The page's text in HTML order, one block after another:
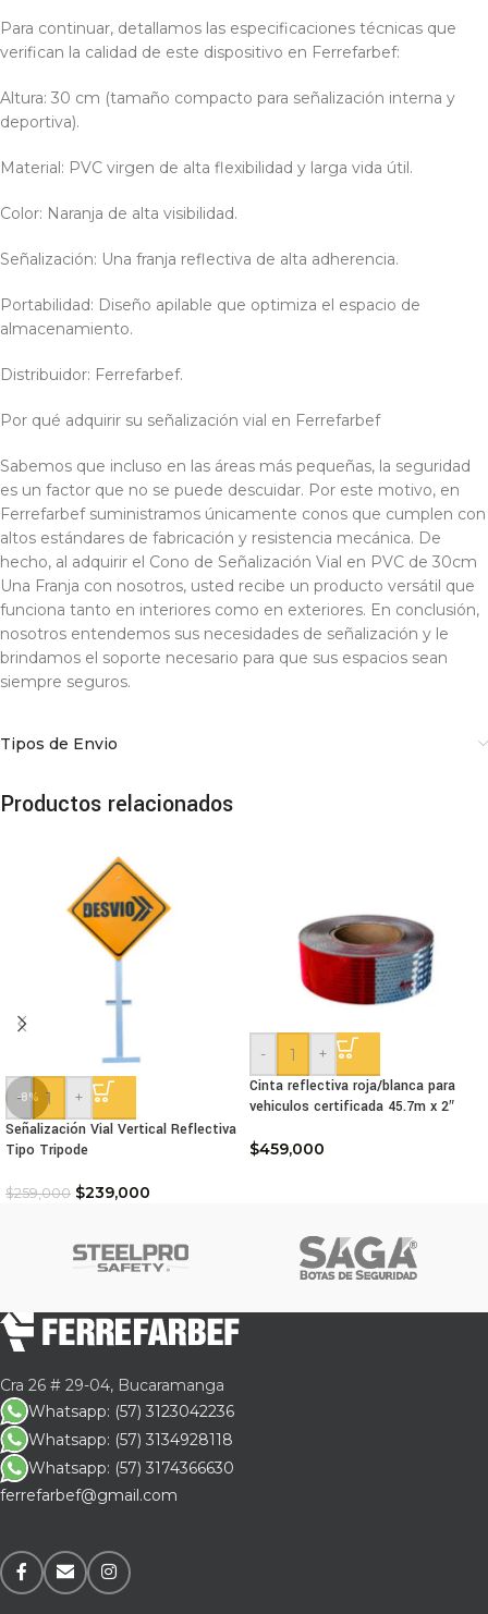
Para continuar, detallamos las especificaciones técnicas que
verifican la calidad de este dispositivo en Ferrefarbef:
Altura: 30 cm (tamaño compacto para señalización interna y
deportiva).
Material: PVC virgen de alta flexibilidad y larga vida útil.
Color: Naranja de alta visibilidad.
Señalización: Una franja reflectiva de alta adherencia.
Portabilidad: Diseño apilable que optimiza el espacio de
almacenamiento.
Distribuidor: Ferrefarbef.
Por qué adquirir su señalización vial en Ferrefarbef
Sabemos que incluso en las áreas más pequeñas, la seguridad
es un factor que no se puede descuidar. Por este motivo, en
Ferrefarbef suministramos únicamente conos que cumplen con
altos estándares de fabricación y resistencia mecánica. De
hecho, al adquirir el Cono de Señalización Vial en PVC de 30cm
Una Franja con nosotros, usted recibe un producto versátil que
funciona tanto en interiores como en exteriores. En conclusión,
nosotros entendemos sus necesidades de señalización y le
brindamos el soporte necesario para que sus espacios sean
siempre seguros.
Tipos de Envio
Productos relacionados
-8%
-
+
Señalización Vial Vertical Reflectiva
Tipo Tripode
$259,000 $239,000
-
+
Cinta reflectiva roja/blanca para
vehiculos certificada 45.7m x 2″
$459,000
Cra 26 # 29-04, Bucaramanga
Whatsapp: (57) 3123042236
Whatsapp: (57) 3134928118
Whatsapp: (57) 3174366630
ferrefarbef@gmail.com